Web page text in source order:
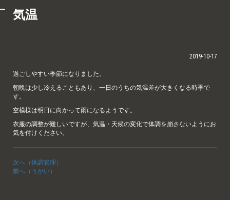
気温
2019-10-17
過ごしやすい季節になりました。
朝晩は少し冷えることもあり、一日のうちの気温差が大きくなる時季で
す。
空模様は明日に向かって雨になるようです。
衣服の調整が難しいですが、気温・天候の変化で体調を崩さないようにお
気を付けください。
次へ（体調管理）
前へ（うがい）